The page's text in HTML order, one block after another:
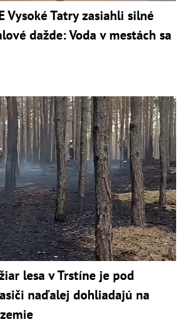
Vysoké Tatry zasiahli silné
dažde: Voda v mestách sa
lesa v Trstíne je pod
naďalej dohliadajú na